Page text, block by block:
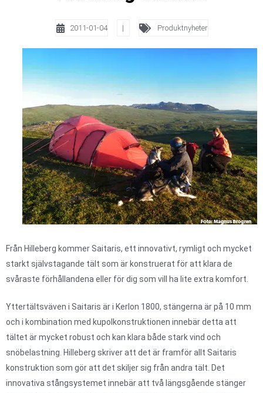
2011-01-04 | Produktnyheter
Från Hilleberg kommer Saitaris, ett innovativt, rymligt och mycket
starkt självstagande tält som är konstruerat för att klara de
svåraste förhållandena eller för dig som vill ha lite extra komfort.
Yttertältsväven i Saitaris är i Kerlon 1800, stängerna är på 10 mm
och i kombination med kupolkonstruktionen innebär detta att
tältet är mycket robust och kan klara både stark vind och
snöbelastning. Hilleberg skriver att det är framför allt Saitaris
konstruktion som gör att det skiljer sig från andra tält. Det
innovativa stångsystemet innebär att två längsgående stänger